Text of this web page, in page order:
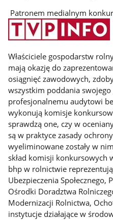
Patronem medialnym
Właściciele gospodarstw
mają okazję do
osiągnięć zawodowych,
wszystkim poddania
profesjonalnemu audytowi
wykonują komisje
sprawdzą one, czy w
są w praktyce zasady
wyeliminowane zostały w
skład komisji konkursowych
bhp w rolnictwie
Ubezpieczenia Społecznego,
Ośrodki Doradztwa
Modernizacji Rolnictwa,
instytucje działające w